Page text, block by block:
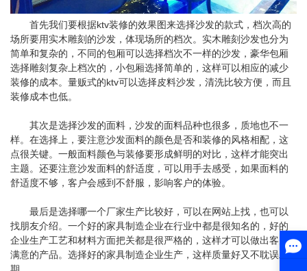
首先我们要根据ktv装修的效果图来选择沙发的款式，档次高的
场所要用实木雕刻的沙发，体现场所的档次。实木雕刻沙发也分为
简单和复杂的，不同的包厢可以选择档次不一样的沙发，豪华包厢
选择雕刻复杂上档次的，小包厢选择简单的，这样可以相应的减少
装修的成本。量贩式的ktv可以选择皮料沙发，清洗比较方便，而且
装修成本也低。
其次是选择沙发的面料，沙发的面料品种也很多，质地也不一
样。在选择上，要注意沙发面料的颜色是否和装修的风格相配，这
点很关键。一般面料颜色与装修要形成鲜明的对比，这样才能突出
主题。还要注意沙发面料的舒适度，可以用手去感受，如果面料的
舒适度不够，客户会感到不舒服，影响客户的体验。
最后是选择哪一个厂家生产比较好，可以在网站上找，也可以
找朋友介绍。一个好的家具制造企业在行业中都是很知名的，好的
企业生产工艺和材料方面把关都是很严格的，这样才可以做出客户
满意的产品。选择好的家具制造企业生产，这样质量好又不耽误工
期。